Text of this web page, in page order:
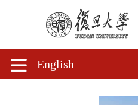
English